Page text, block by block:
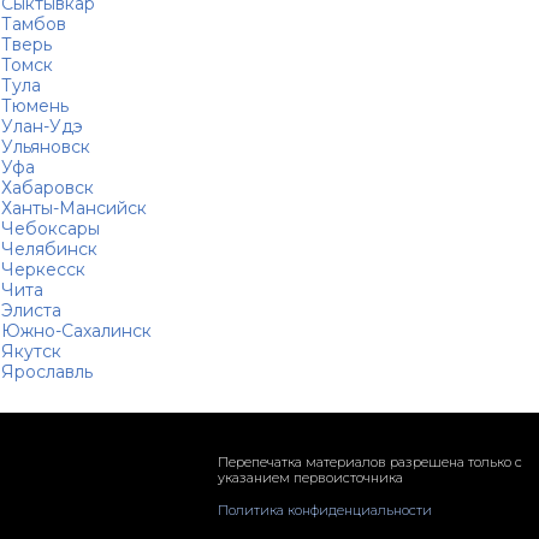
Тамбов
Тверь
Томск
Тула
Тюмень
Улан-Удэ
Ульяновск
Уфа
Хабаровск
Ханты-Мансийск
Чебоксары
Челябинск
Черкесск
Чита
Элиста
Южно-Сахалинск
Якутск
Ярославль
Перепечатка материалов разрешена только с
указанием первоисточника
Политика конфиденциальности